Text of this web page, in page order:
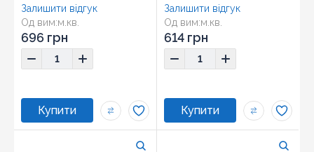
Од вим:м.кв.
Залишити відгук
696 грн
Од вим:м.кв.
Залишити відгук
614 грн